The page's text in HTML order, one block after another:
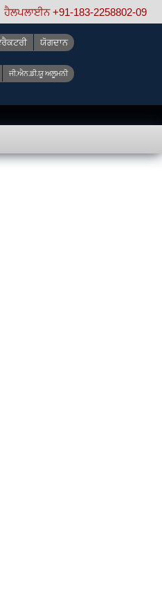
ਹੈਲਪਲਾਈਨ +91-183-2258802-09
ਯੋਗਦਾਨ
ਜੀ.ਐਨ.ਡੀ.ਯੂ ਅਲੂਮਨੀ